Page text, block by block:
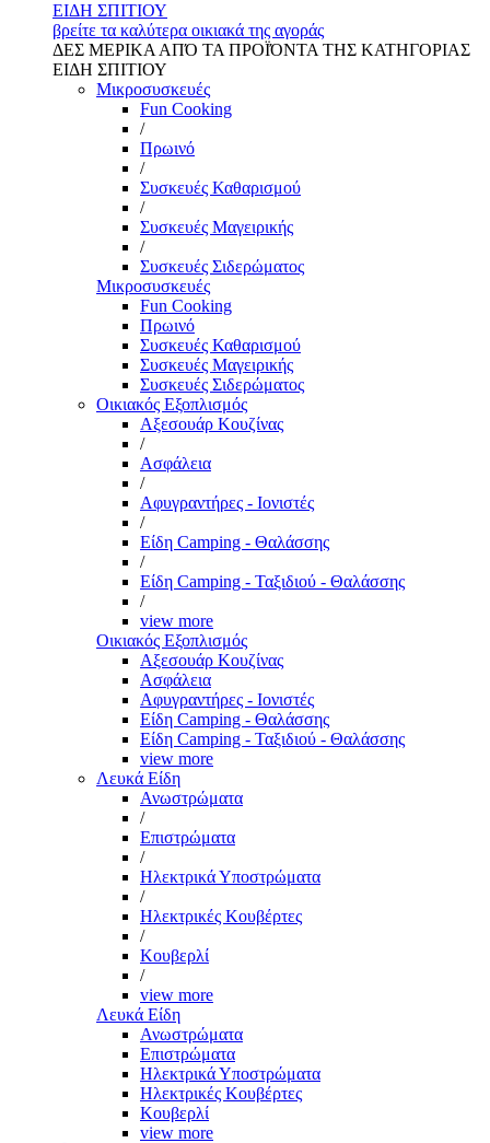
ΕΙΔΗ ΣΠΙΤΙΟΥ
βρείτε τα καλύτερα οικιακά της αγοράς
ΔΕΣ ΜΕΡΙΚΑ ΑΠΌ ΤΑ ΠΡΟΪΌΝΤΑ ΤΗΣ ΚΑΤΗΓΟΡΙΑΣ
ΕΙΔΗ ΣΠΙΤΙΟΥ
Μικροσυσκευές
Fun Cooking
/
Πρωινό
/
Συσκευές Καθαρισμού
/
Συσκευές Μαγειρικής
/
Συσκευές Σιδερώματος
Μικροσυσκευές
Fun Cooking
Πρωινό
Συσκευές Καθαρισμού
Συσκευές Μαγειρικής
Συσκευές Σιδερώματος
Οικιακός Εξοπλισμός
Αξεσουάρ Κουζίνας
/
Ασφάλεια
/
Αφυγραντήρες - Ιονιστές
/
Είδη Camping - Θαλάσσης
/
Είδη Camping - Ταξιδιού - Θαλάσσης
/
view more
Οικιακός Εξοπλισμός
Αξεσουάρ Κουζίνας
Ασφάλεια
Αφυγραντήρες - Ιονιστές
Είδη Camping - Θαλάσσης
Είδη Camping - Ταξιδιού - Θαλάσσης
view more
Λευκά Είδη
Ανωστρώματα
/
Επιστρώματα
/
Ηλεκτρικά Υποστρώματα
/
Ηλεκτρικές Κουβέρτες
/
Κουβερλί
/
view more
Λευκά Είδη
Ανωστρώματα
Επιστρώματα
Ηλεκτρικά Υποστρώματα
Ηλεκτρικές Κουβέρτες
Κουβερλί
view more